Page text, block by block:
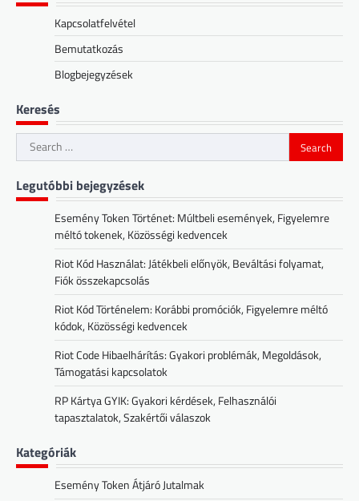
Kapcsolatfelvétel
Bemutatkozás
Blogbejegyzések
Keresés
Search
for:
Legutóbbi bejegyzések
Esemény Token Történet: Múltbeli események, Figyelemre
méltó tokenek, Közösségi kedvencek
Riot Kód Használat: Játékbeli előnyök, Beváltási folyamat,
Fiók összekapcsolás
Riot Kód Történelem: Korábbi promóciók, Figyelemre méltó
kódok, Közösségi kedvencek
Riot Code Hibaelhárítás: Gyakori problémák, Megoldások,
Támogatási kapcsolatok
RP Kártya GYIK: Gyakori kérdések, Felhasználói
tapasztalatok, Szakértői válaszok
Kategóriák
Esemény Token Átjáró Jutalmak